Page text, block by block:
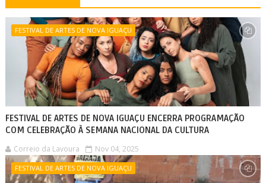
FESTIVAL DE ARTES DE NOVA IGUAÇU
FESTIVAL DE ARTES DE NOVA IGUAÇU ENCERRA PROGRAMAÇÃO
COM CELEBRAÇÃO À SEMANA NACIONAL DA CULTURA
Correio da Lavoura Nov 04, 2025
FESTIVAL DE ARTES DE NOVA IGUAÇU